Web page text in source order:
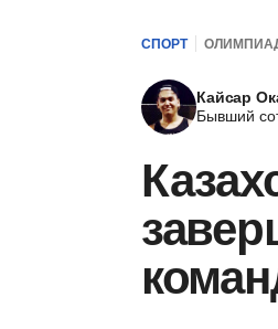
СПОРТ
Кайсар
Бывший